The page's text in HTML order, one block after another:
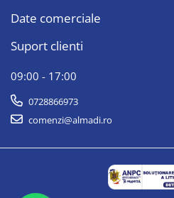
Date comerciale
Suport clienti
09:00 - 17:00
0728866973
comenzi@almadi.ro